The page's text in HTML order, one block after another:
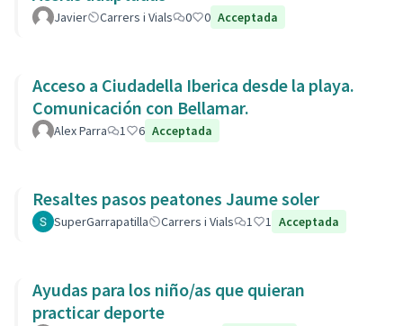
Javier Carrers i Vials 0 0 Acceptada
Acceso a Ciudadella Iberica desde la playa.
Comunicación con Bellamar.
Alex Parra 1 6 Acceptada
Resaltes pasos peatones Jaume soler
SuperGarrapatilla Carrers i Vials 1 1 Acceptada
Ayudas para los niño/as que quieran
practicar deporte